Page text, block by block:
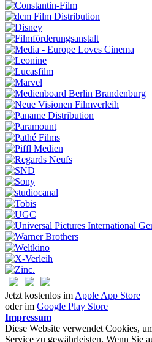
Jetzt kostenlos im Apple App Store
oder im Google Play Store
Impressum
Diese Website verwendet Cookies,
Service zu gewährleisten. Wenn Sie